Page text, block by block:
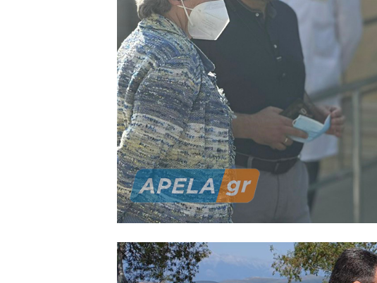
Αποτελεί ηθικό καθήκον για τον
εργάζονται στο Δημόσιο Σύστημα
Συνθήκη που παράλληλα θα καθιστά
φυγής και εγκατάλειψης. Αλλά και
και υπηρεσιών που θα ανατρέψει
Ο ΣΥΡΙΖΑ επενδύει στο
υγειονομικών με ένα νέο πλαίσιο
Από τη Ν.Ε. Λακωνίας του ΣΥΡΙΖΑ